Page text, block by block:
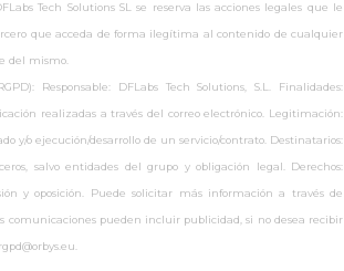
Tech Solutions SL se reserva las acciones legales que le
que acceda de forma ilegítima al contenido de cualquier
del mismo.
Responsable: DFLabs Tech Solutions, S.L. Finalidades:
realizadas a través del correo electrónico. Legitimación:
y/o ejecución/desarrollo de un servicio/contrato. Destinatarios:
salvo entidades del grupo y obligación legal. Derechos:
y oposición. Puede solicitar más información a través de
comunicaciones pueden incluir publicidad, si no desea recibir